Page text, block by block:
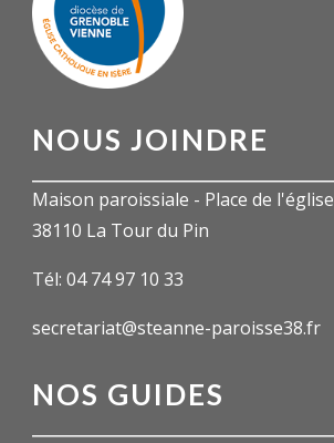
NOUS JOINDRE
Maison paroissiale - Place de l'église
38110 La Tour du Pin
Tél: 04 74 97 10 33
secretariat@steanne-paroisse38.fr
NOS GUIDES